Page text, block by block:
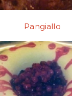
Pangiallo